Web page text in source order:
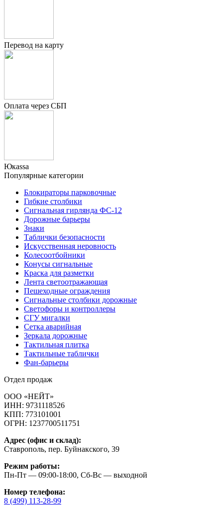
Перевод на карту
Оплата через СБП
Юкаssа
Популярные категории
Блокираторы парковочные
Гибкие столбики
Сигнальная гирлянда ФС-12
Дорожные барьеры
Знаки
Таблички безопасности
Искусственная неровность
Колесоотбойники
Конусы сигнальные
Краска для разметки
Лента светоотражающая
Пешеходные ограждения
Сигнальные столбики дорожные
Светофоры и контроллеры
СГУ мигалки
Cетка аварийная
Зеркала дорожные
Тактильная плитка
Тактильные таблички
Фан-барьеры
Отдел продаж
ООО «НЕЙТ»
ИНН: 9731118526
КПП: 773101001
ОГРН: 1237700511751
Адрес (офис и склад):
Ставрополь, пер. Буйнакского, 39
Режим работы:
Пн-Пт — 09:00-18:00, Сб-Вс — выходной
Номер телефона:
8 (499) 113-28-99